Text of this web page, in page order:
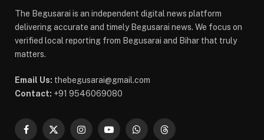
The Begusarai is an independent digital news platform
delivering accurate and timely Begusarai news. We focus on
verified local reporting from Begusarai and Bihar that truly
matters.
Email Us: thebegusarai@gmail.com
Contact: +91 9546069080
Facebook
X
InstagramYouTubeWhatsAppThreads